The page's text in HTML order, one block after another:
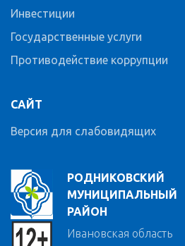
РОДНИКОВСКИЙ
МУНИЦИПАЛЬНЫЙ
РАЙОН
Ивановская область
Инвестиции
Государственные услуги
Противодействие коррупции
САЙТ
Версия для слабовидящих